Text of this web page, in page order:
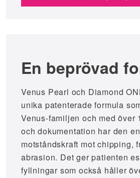
En beprövad
Venus Pearl och Diamond
unika patenterade formula
Venus-familjen och med över
och dokumentation har den
motståndskraft mot chipping,
abrasion. Det ger patienten
fyllningar som också håller